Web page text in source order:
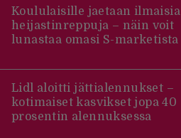
Koululaisille jaetaan ilmaisia
heijastinreppuja – näin voit
lunastaa omasi S-marketista
Lidl aloitti jättialennukset –
kotimaiset kasvikset jopa 40
prosentin alennuksessa